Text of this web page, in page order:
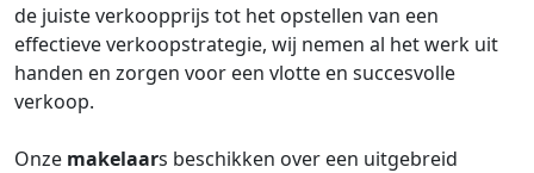
de juiste verkoopprijs tot het opstellen van een
effectieve verkoopstrategie, wij nemen al het werk uit
handen en zorgen voor een vlotte en succesvolle
verkoop.
Onze makelaars beschikken over een uitgebreid